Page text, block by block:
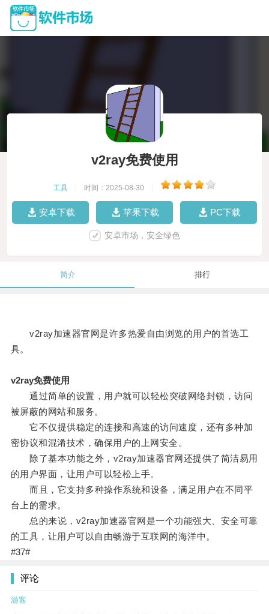
v2ray免费使用
工具 时间：2025-08-30
安卓下载 苹果下载 PC下载
安卓市场，安全绿色
简介 排行
v2ray加速器官网是许多热爱自由浏览的用户的首选工
具。
v2ray免费使用
通过简单的设置，用户就可以轻松突破网络封锁，访问
被屏蔽的网站和服务。
它不仅提供稳定的连接和高速的访问速度，还有多种加
密协议和混淆技术，确保用户的上网安全。
除了基本功能之外，v2ray加速器官网还提供了简洁易用
的用户界面，让用户可以轻松上手。
而且，它支持多种操作系统和设备，满足用户在不同平
台上的需求。
总的来说，v2ray加速器官网是一个功能强大、安全可靠
的工具，让用户可以自由畅游于互联网的海洋中。
#37#
评论
游客